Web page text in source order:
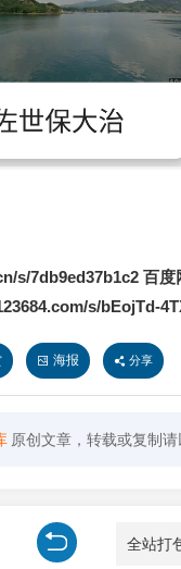
s/7db9ed37b1c2 百度
s/bEojTd-
海报 分享
原创文章，转载或复制请